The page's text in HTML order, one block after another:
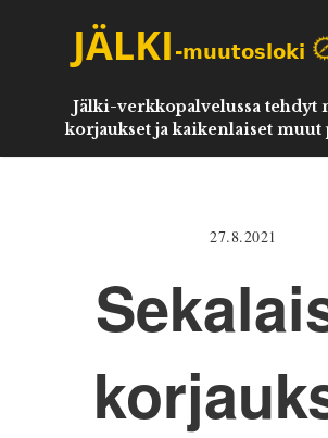
Jälki-verkkopalvelussa tehdyt
korjaukset ja kaikenlaiset muut
27.8.2021